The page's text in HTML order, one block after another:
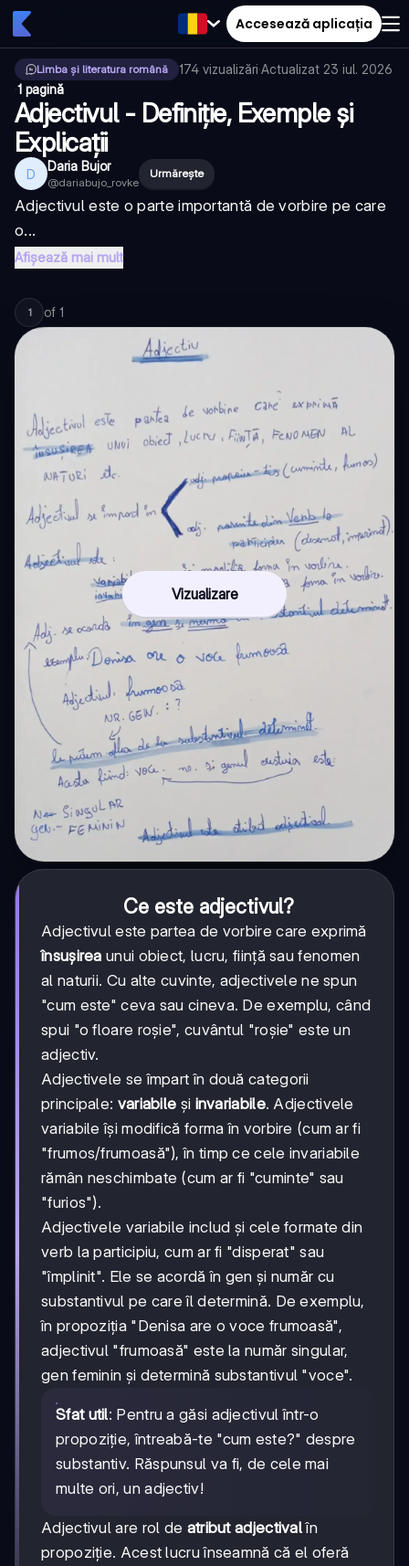
Accesează aplicația
Limba și literatura română 174 vizualizări·Actualizat 23 iul. 2026
·1 pagină
Adjectivul - Definiție, Exemple și
Explicații
D Daria Bujor
@dariabujo_rovke
Urmărește
Adjectivul este o parte importantă de vorbire pe care
o...
Afișează mai mult
1 of 1
Vizualizare
Ce este adjectivul?
Adjectivul este partea de vorbire care exprimă
însuşirea unui obiect, lucru, ființă sau fenomen
al naturii. Cu alte cuvinte, adjectivele ne spun
"cum este" ceva sau cineva. De exemplu, când
spui "o floare roșie", cuvântul "roșie" este un
adjectiv.
Adjectivele se împart în două categorii
principale: variabile și invariabile. Adjectivele
variabile își modifică forma în vorbire (cum ar fi
"frumos/frumoasă"), în timp ce cele invariabile
rămân neschimbate (cum ar fi "cuminte" sau
"furios").
Adjectivele variabile includ și cele formate din
verb la participiu, cum ar fi "disperat" sau
"împlinit". Ele se acordă în gen și număr cu
substantivul pe care îl determină. De exemplu,
în propoziția "Denisa are o voce frumoasă",
adjectivul "frumoasă" este la număr singular,
gen feminin și determină substantivul "voce".
Sfat util: Pentru a găsi adjectivul într-o
propoziție, întreabă-te "cum este?" despre
substantiv. Răspunsul va fi, de cele mai
multe ori, un adjectiv!
Adjectivul are rol de atribut adjectivalîn
propoziție. Acest lucru înseamnă că el oferă